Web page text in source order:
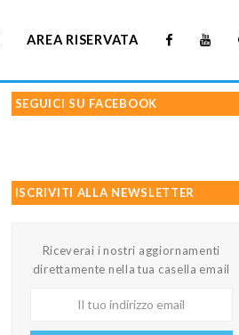
AREA RISERVATA
SEGUICI SU FACEBOOK
ISCRIVITI ALLA NEWSLETTER
Riceverai i nostri aggiornamenti
direttamente nella tua casella email